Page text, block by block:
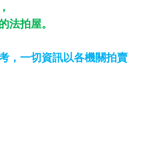
法拍屋。
，一切資訊以各機關拍賣